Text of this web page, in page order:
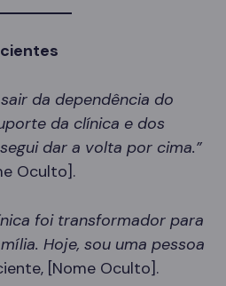
da dependência do
da clínica e dos
dar a volta por cima.”
Oculto].
foi transformador para
Hoje, sou uma pessoa
[Nome Oculto].